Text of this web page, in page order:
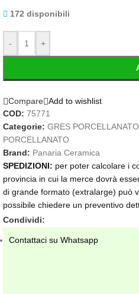
172 disponibili
- +
Compare Add to wishlist
COD: 75771
Categorie: GRES
PORCELLANATO
Brand: Panaria Ceramica
SPEDIZIONI: per poter calcolare i
provincia in cui la merce dovrà
di grande formato (extralarge) può
possibile chiedere un preventivo
Condividi:
Contattaci su Whatsapp